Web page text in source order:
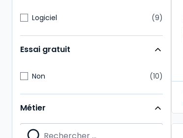
Logiciel 9
Essai gratuit
Non 10
Métier